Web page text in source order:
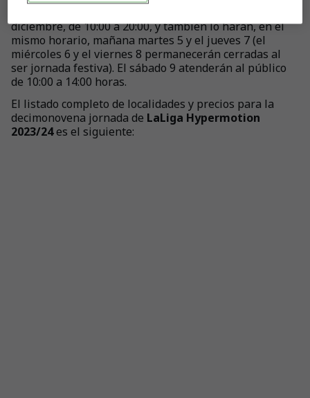
diciembre, de 10:00 a 20:00, y también lo harán, en el
mismo horario, mañana martes 5 y el jueves 7 (el
miércoles 6 y el viernes 8 permanecerán cerradas al
ser jornada festiva). El sábado 9 atenderán al público
de 10:00 a 14:00 horas.
El listado completo de localidades y precios para la
decimonovena jornada de LaLiga Hypermotion
2023/24es el siguiente: